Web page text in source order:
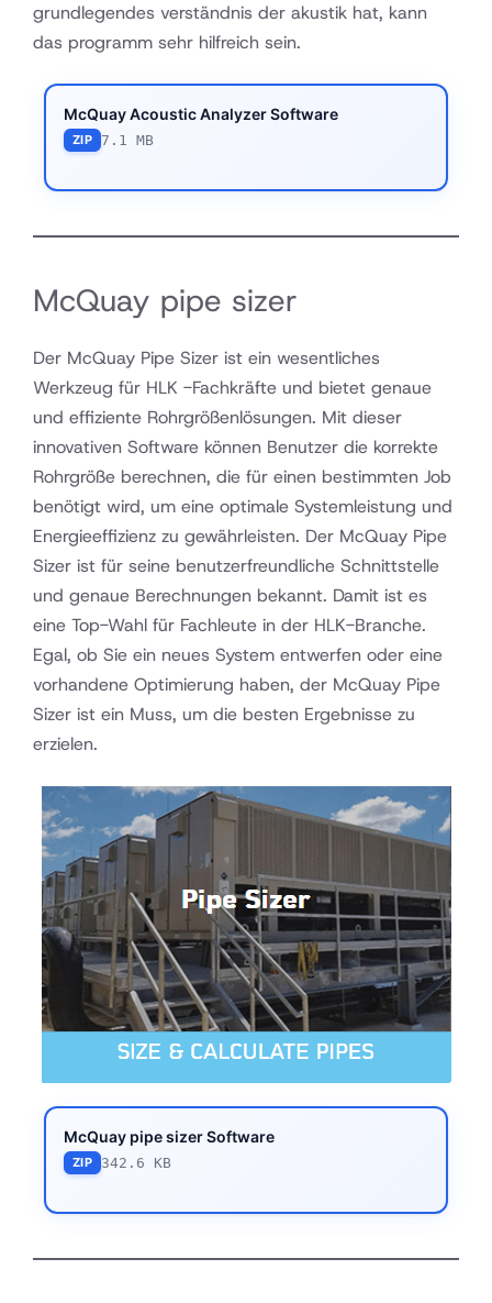
grundlegendes verständnis der akustik hat, kann
das programm sehr hilfreich sein.
McQuay Acoustic Analyzer Software
ZIP 7.1 MB
McQuay pipe sizer
Der McQuay Pipe Sizer ist ein wesentliches
Werkzeug für HLK -Fachkräfte und bietet genaue
und effiziente Rohrgrößenlösungen. Mit dieser
innovativen Software können Benutzer die korrekte
Rohrgröße berechnen, die für einen bestimmten Job
benötigt wird, um eine optimale Systemleistung und
Energieeffizienz zu gewährleisten. Der McQuay Pipe
Sizer ist für seine benutzerfreundliche Schnittstelle
und genaue Berechnungen bekannt. Damit ist es
eine Top-Wahl für Fachleute in der HLK-Branche.
Egal, ob Sie ein neues System entwerfen oder eine
vorhandene Optimierung haben, der McQuay Pipe
Sizer ist ein Muss, um die besten Ergebnisse zu
erzielen.
McQuay pipe sizer Software
ZIP 342.6 KB